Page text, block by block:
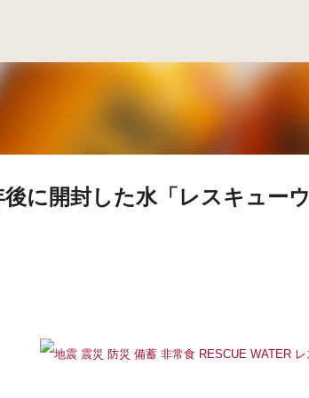
後に開封した水「レスキュー